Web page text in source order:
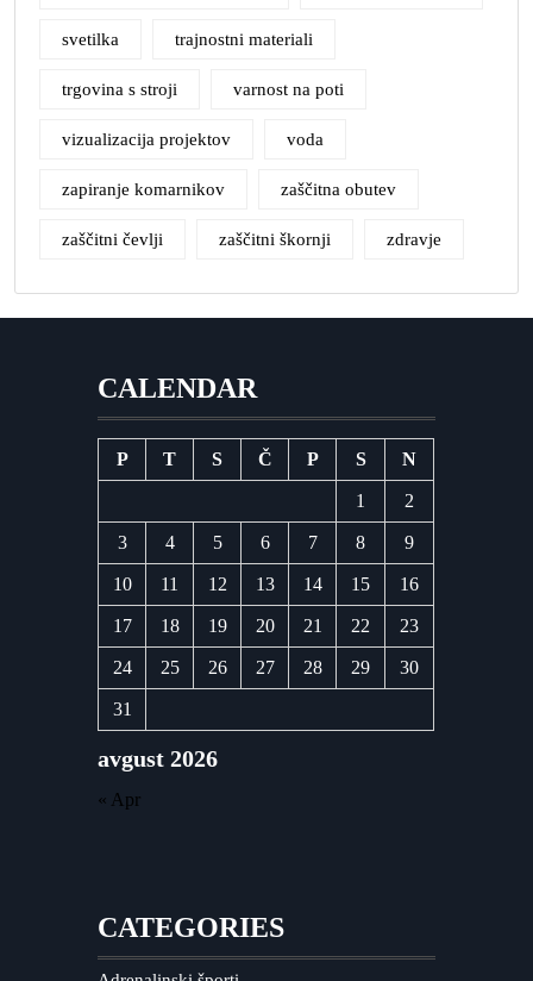
svetilka trajnostni materiali
trgovina s stroji varnost na poti
vizualizacija projektov voda
zapiranje komarnikov zaščitna obutev
zaščitni čevlji zaščitni škornji zdravje
CALENDAR
avgust 2026
P T S Č P S N
1 2
3 4 5 6 7 8 9
10 11 12 13 14 15 16
17 18 19 20 21 22 23
24 25 26 27 28 29 30
31
« Apr
CATEGORIES